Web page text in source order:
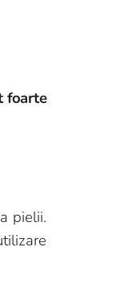
foarte
pielii.